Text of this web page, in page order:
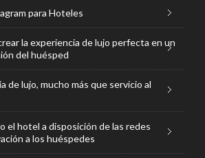
para Hoteles
la experiencia de lujo perfecta en un
del huésped
de lujo, mucho más que servicio al
el hotel a disposición de las redes
a los huéspedes